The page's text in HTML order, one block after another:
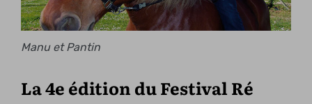
Manu et Pantin
La 4e édition du Festival Ré